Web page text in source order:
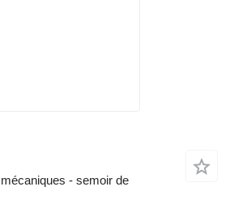
- semoir de